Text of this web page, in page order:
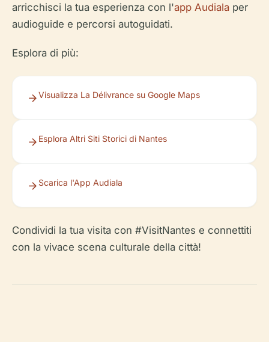
arricchisci la tua esperienza con l'app Audiala per
audioguide e percorsi autoguidati.
Esplora di più:
Visualizza La Délivrance su Google Maps
Esplora Altri Siti Storici di Nantes
Scarica l'App Audiala
Condividi la tua visita con #VisitNantes e connettiti
con la vivace scena culturale della città!